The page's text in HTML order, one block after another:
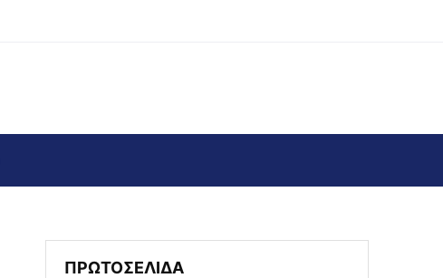
ΠΡΩΤΟΣΕΛΙΔΑ